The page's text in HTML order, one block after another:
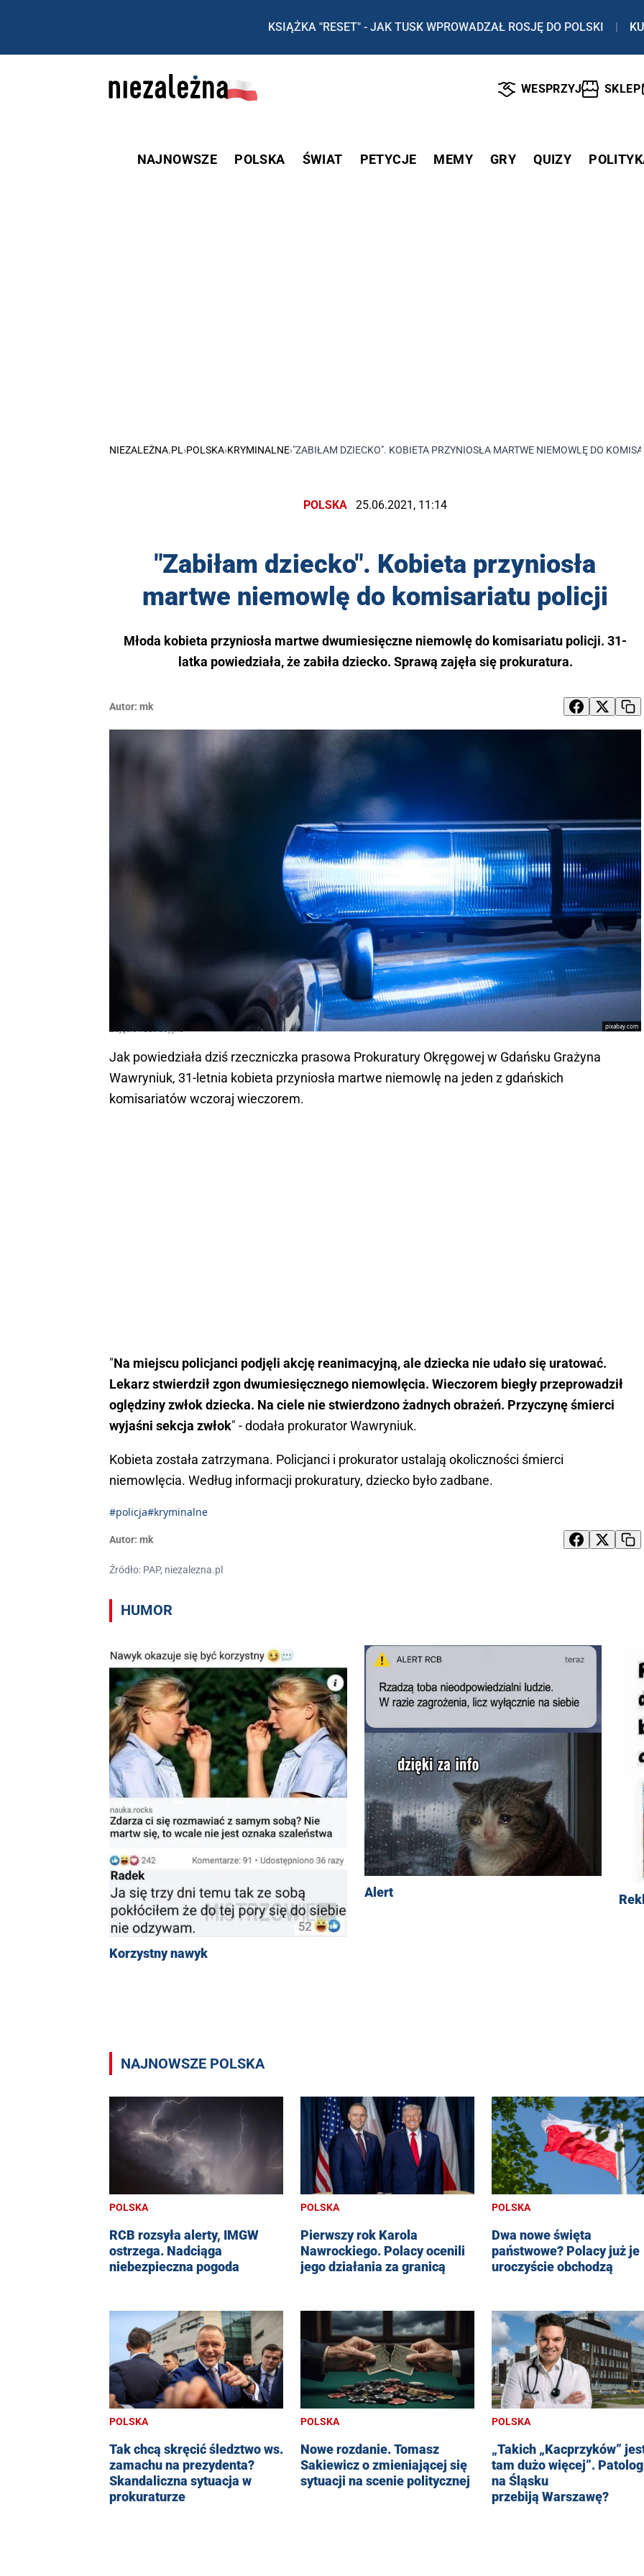
KSIĄŻKA "RESET" - JAK TUSK WPROWADZAŁ ROSJĘ DO POLSKI |
WESPRZYJ SKLEP
NAJNOWSZE POLSKA ŚWIAT PETYCJE MEMY GRY QUIZY
NIEZALEŻNA.PL ›POLSKA›KRYMINALNE›"ZABIŁAM DZIECKO". KOBIETA PRZYNIOSŁA MARTWE NIEMOWLĘ DO
POLSKA 25.06.2021, 11:14
"Zabiłam dziecko". Kobieta przyniosła
martwe niemowlę do komisariatu policji
Młoda kobieta przyniosła martwe dwumiesięczne niemowlę do komisariatu policji. 31-
latka powiedziała, że zabiła dziecko. Sprawą zajęła się prokuratura.
Autor: mk
pixabay.com
Jak powiedziała dziś rzeczniczka prasowa Prokuratury Okręgowej w Gdańsku Grażyna
Wawryniuk, 31-letnia kobieta przyniosła martwe niemowlę na jeden z gdańskich
komisariatów wczoraj wieczorem.
"Na miejscu policjanci podjęli akcję reanimacyjną, ale dziecka nie udało się uratować.
Lekarz stwierdził zgon dwumiesięcznego niemowlęcia. Wieczorem biegły przeprowadził
oględziny zwłok dziecka. Na ciele nie stwierdzono żadnych obrażeń. Przyczynę śmierci
wyjaśni sekcja zwłok" - dodała prokurator Wawryniuk.
Kobieta została zatrzymana. Policjanci i prokurator ustalają okoliczności śmierci
niemowlęcia. Według informacji prokuratury, dziecko było zadbane.
#policja#kryminalne
Autor: mk
Źródło: PAP, niezalezna.pl
HUMOR
Korzystny nawyk
Alert
NAJNOWSZE POLSKA
POLSKA
RCB rozsyła alerty, IMGW
ostrzega. Nadciąga
niebezpieczna pogoda
POLSKA
Pierwszy rok Karola
Nawrockiego. Polacy ocenili
jego działania za granicą
POLSKA
Dwa nowe święta
państwowe? Polacy już je
uroczyście obchodzą
POLSKA
Tak chcą skręcić śledztwo ws.
zamachu na prezydenta?
Skandaliczna sytuacja w
prokuraturze
POLSKA
Nowe rozdanie. Tomasz
Sakiewicz o zmieniającej się
sytuacji na scenie politycznej
POLSKA
„Takich „Kacprzyków”
tam dużo więcej”.
na Śląsku
przebiją Warszawę?